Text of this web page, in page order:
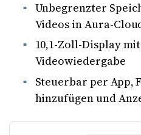
Unbegrenzter
Videos in Aura-
10,1-Zoll-Display
Videowiedergabe
Steuerbar per App,
hinzufügen und